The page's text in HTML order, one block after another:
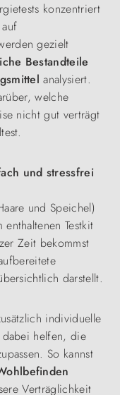
konzentriert
gezielt
Bestandteile
analysiert.
welche
nicht gut verträgt
und stressfrei
und Speichel)
Testkit
Zeit bekommst
darstellt.
individuelle
helfen, die
So kannst
Verträglichkeit